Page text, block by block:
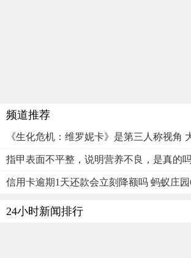
频道推荐
《生化危机：维罗妮卡》是第三人称视角
指甲表面不平整，说明营养不良，是真的
信用卡逾期1天还款会立刻降额吗 蚂蚁庄园
24小时新闻排行